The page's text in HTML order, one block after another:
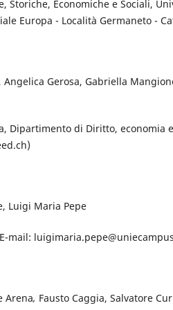
Storiche, Economiche e Sociali,
Europa - Località Germaneto -
Angelica Gerosa, Gabriella
Dipartimento di Diritto, economia
)
Luigi Maria Pepe
mail:
Arena, Fausto Caggia, Salvatore